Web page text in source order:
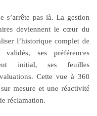
s’arrête pas là. La gestion
deviennent le cœur du
l’historique complet de
ses préférences
initial, ses feuilles
Cette vue à 360
mesure et une réactivité
réclamation.